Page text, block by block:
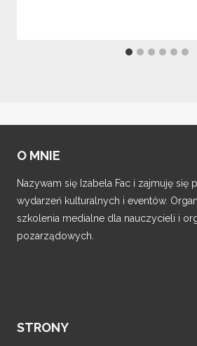
O MNIE
Nazywam się Izabela Fac i zajmuję się
wydarzeń kulturalnych i eventów.
szkolenia medialne dla nauczycieli i
pozarządowych.
STRONY